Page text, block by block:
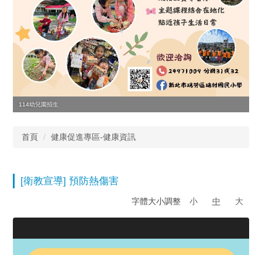
114幼兒園招生
首頁 健康促進專區-健康資訊
[衛教宣導] 預防熱傷害
字體大小調整 小 中 大